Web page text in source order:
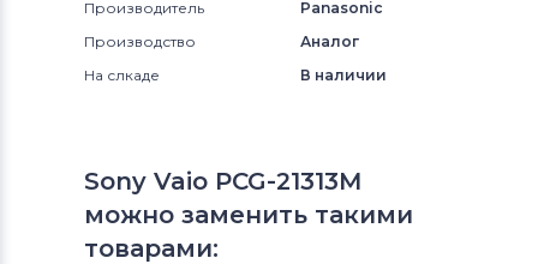
Производитель
Panasonic
Производство
Аналог
На слкаде
В наличии
Sony Vaio PCG-21313M
можно заменить такими
товарами: